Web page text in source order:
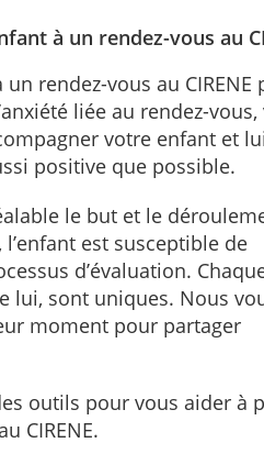
à un rendez-vous au
un rendez-vous au
liée au rendez-vous,
votre enfant et
positive que possible.
le but et le
l’enfant est susceptible de
d’évaluation.
lui, sont uniques. Nous
moment pour partager
outils pour vous aider à
CIRENE.